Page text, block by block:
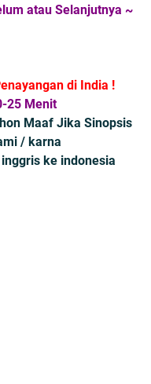
atau Selanjutnya ~
di India !
25 Menit
Maaf Jika Sinopsis
/ karna
ke indonesia